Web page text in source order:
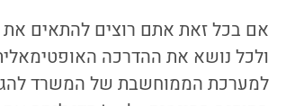
אם בכל זאת אתם רוצים להתאים את
ולכל נושא את ההדרכה
למערכת הממוחשבת של המשרד